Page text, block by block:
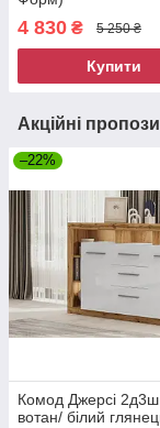
4 830 ₴ 5 250 ₴
Купити
Акційні
–22%
Комод Джерсі
вотан/ білий